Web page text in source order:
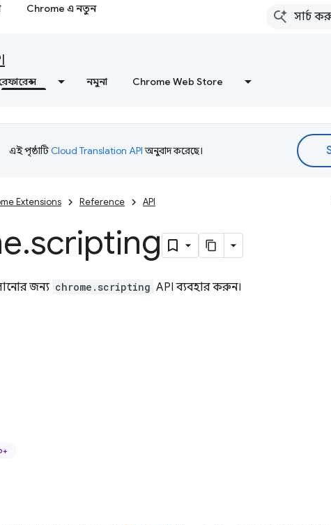
Chrome এ নতুন
নমুনা Chrome Web Store
এই পৃষ্ঠাটিCloud Translation APIঅনুবাদ করেছে।
Extensions Reference API
.scripting
জন্য chrome.scripting API ব্যবহার করুন।